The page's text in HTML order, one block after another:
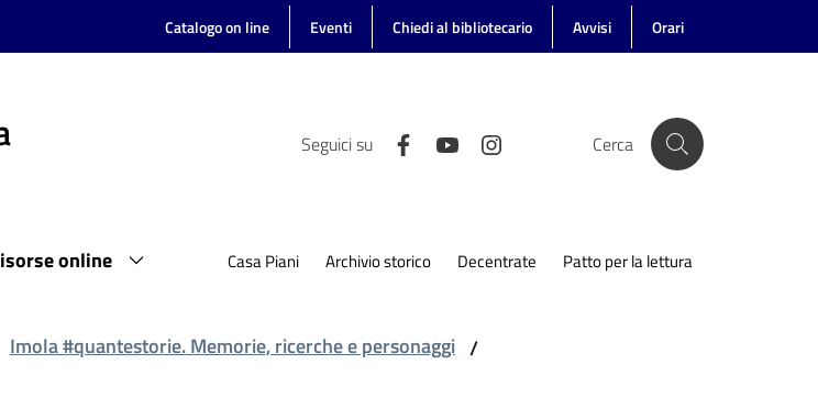
Catalogo on line Eventi Chiedi al bibliotecario Avvisi Orari
Seguici su Cerca
online Casa Piani Archivio storico Decentrate Patto per la lettura
Imola #quantestorie. Memorie, ricerche e personaggi /